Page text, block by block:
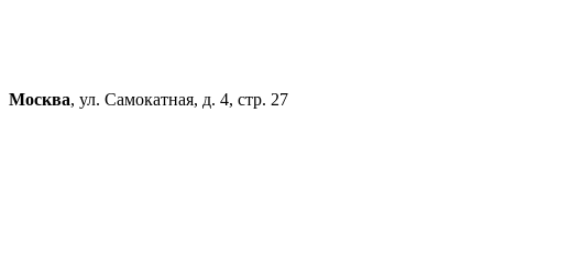
Москва, ул. Самокатная, д. 4, стр. 27